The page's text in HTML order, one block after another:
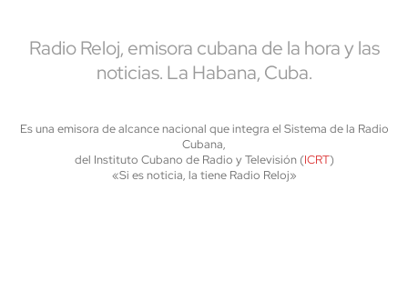
Radio Reloj, emisora cubana de la hora y las
noticias. La Habana, Cuba.
Es una emisora de alcance nacional que integra el Sistema de la Radio
Cubana,
del Instituto Cubano de Radio y Televisión (ICRT)
«Si es noticia, la tiene Radio Reloj»